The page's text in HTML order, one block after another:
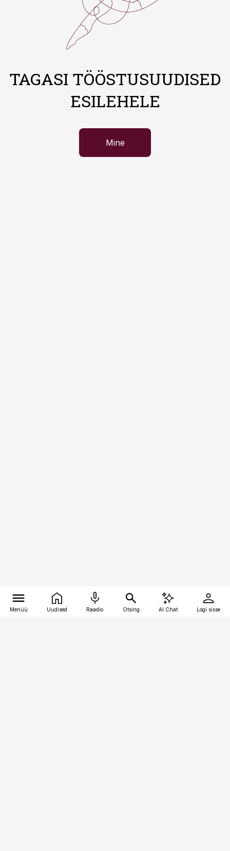
TAGASI TÖÖSTUSUUDISED
ESILEHELE
Mine
Menüü Uudised Raadio Otsing AI Chat Logi sisse